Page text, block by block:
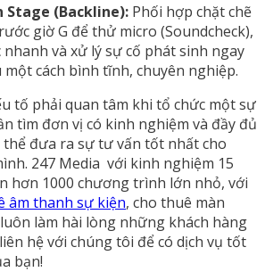
Stage (Backline): Phối hợp chặt chẽ
giờ G để thử micro (Soundcheck),
và xử lý sự cố phát sinh ngay
cách bình tĩnh, chuyên nghiệp.
tố phải quan tâm khi tổ chức một sự
tìm đơn vị có kinh nghiệm và đầy đủ
đưa ra sự tư vấn tốt nhất cho
247 Media với kinh nghiệm 15
hơn 1000 chương trình lớn nhỏ, với
âm thanh sự kiện, cho thuê màn
làm hài lòng những khách hàng
hệ với chúng tôi để có dịch vụ tốt
bạn!